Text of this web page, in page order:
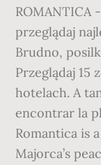
ROMANTICA
przeglądaj
Brudno,
Przeglądaj 15
hotelach. A
encontrar la
Romantica is
Majorca’s